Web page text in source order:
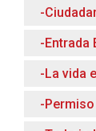
-
-Entrada
-La vida
-